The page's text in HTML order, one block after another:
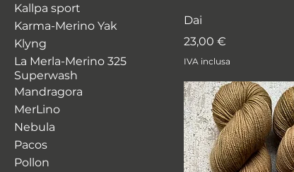
Kallpa sport
Karma-Merino Yak
Klyng
La Merla-Merino 325
Superwash
Mandragora
MerLino
Nebula
Pacos
Pollon
Dai
Prezzo
23,00 €
IVA inclusa